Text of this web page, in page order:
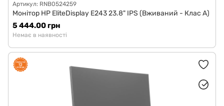
Артикул: RNB0524259
Монітор HP EliteDisplay E243 23.8" IPS (Вживаний - Клас A)
5 444.00 грн
Немає в наявності